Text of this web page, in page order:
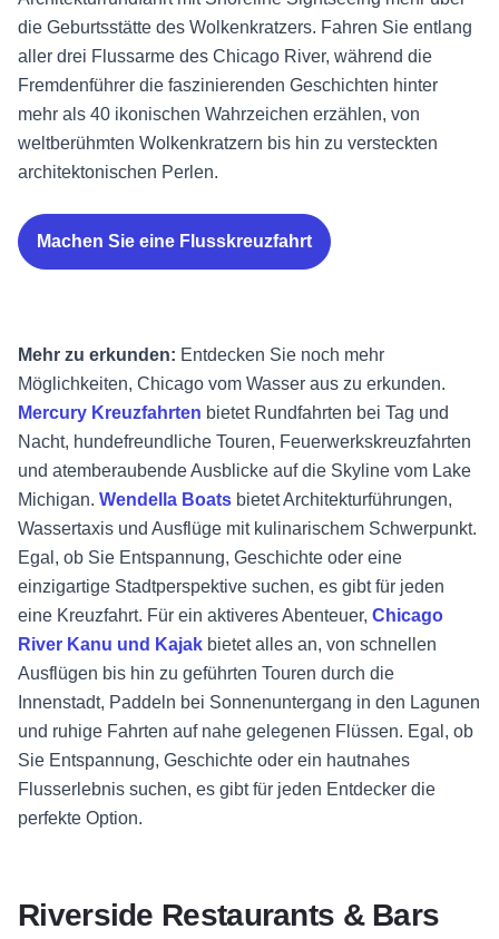
die Geburtsstätte des Wolkenkratzers. Fahren Sie entlang
aller drei Flussarme des Chicago River, während die
Fremdenführer die faszinierenden Geschichten hinter
mehr als 40 ikonischen Wahrzeichen erzählen, von
weltberühmten Wolkenkratzern bis hin zu versteckten
architektonischen Perlen.
Machen Sie eine Flusskreuzfahrt
Mehr zu erkunden: Entdecken Sie noch mehr
Möglichkeiten, Chicago vom Wasser aus zu erkunden.
Mercury Kreuzfahrten bietet Rundfahrten bei Tag und
Nacht, hundefreundliche Touren, Feuerwerkskreuzfahrten
und atemberaubende Ausblicke auf die Skyline vom Lake
Michigan. Wendella Boats bietet Architekturführungen,
Wassertaxis und Ausflüge mit kulinarischem Schwerpunkt.
Egal, ob Sie Entspannung, Geschichte oder eine
einzigartige Stadtperspektive suchen, es gibt für jeden
eine Kreuzfahrt. Für ein aktiveres Abenteuer, Chicago
River Kanu und Kajak bietet alles an, von schnellen
Ausflügen bis hin zu geführten Touren durch die
Innenstadt, Paddeln bei Sonnenuntergang in den Lagunen
und ruhige Fahrten auf nahe gelegenen Flüssen. Egal, ob
Sie Entspannung, Geschichte oder ein hautnahes
Flusserlebnis suchen, es gibt für jeden Entdecker die
perfekte Option.
Riverside Restaurants & Bars